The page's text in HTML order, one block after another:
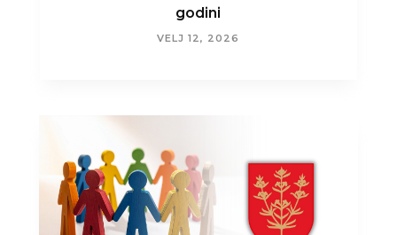
godini
VELJ 12, 2026